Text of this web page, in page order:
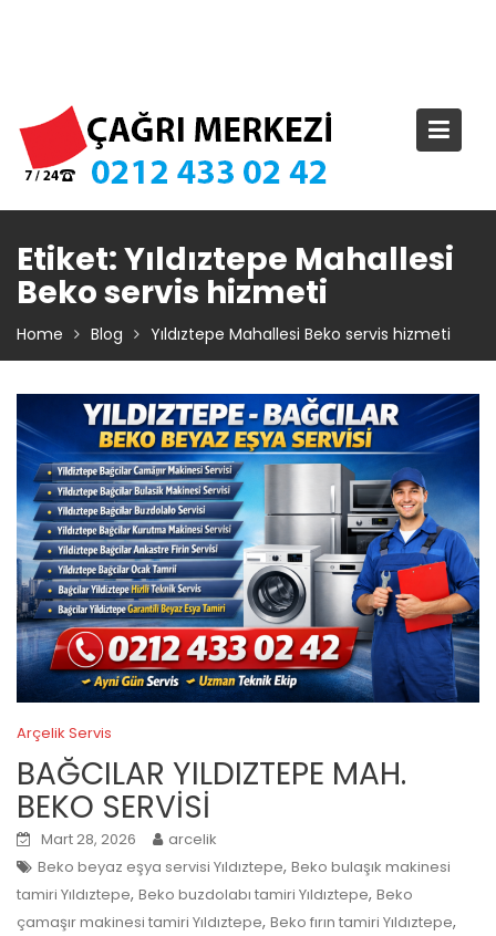
Etiket:Yıldıztepe Mahallesi
Beko servis hizmeti
Home Blog Yıldıztepe Mahallesi Beko servis hizmeti
Arçelik Servis
BAĞCILAR YILDIZTEPE MAH.
BEKO SERVİSİ
Mart 28, 2026
arcelik
Beko beyaz eşya servisi Yıldıztepe, Beko bulaşık makinesi
tamiri Yıldıztepe, Beko buzdolabı tamiri Yıldıztepe, Beko
çamaşır makinesi tamiri Yıldıztepe, Beko fırın tamiri Yıldıztepe,